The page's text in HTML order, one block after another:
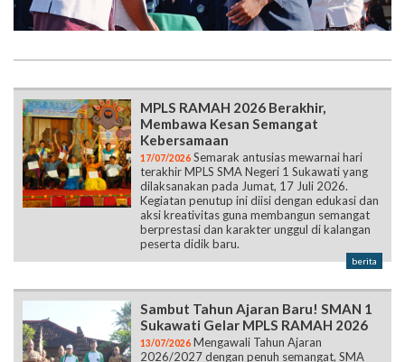
MPLS RAMAH 2026 Berakhir,
Membawa Kesan Semangat
Kebersamaan
17/07/2026 Semarak antusias mewarnai hari
terakhir MPLS SMA Negeri 1 Sukawati yang
dilaksanakan pada Jumat, 17 Juli 2026.
Kegiatan penutup ini diisi dengan edukasi dan
aksi kreativitas guna membangun semangat
berprestasi dan karakter unggul di kalangan
peserta didik baru.
berita
Sambut Tahun Ajaran Baru! SMAN 1
Sukawati Gelar MPLS RAMAH 2026
13/07/2026 Mengawali Tahun Ajaran
2026/2027 dengan penuh semangat, SMA